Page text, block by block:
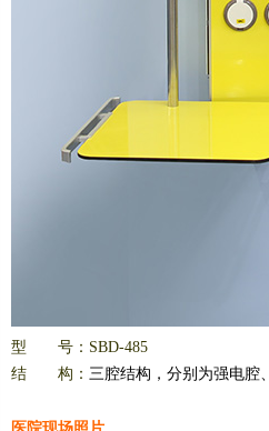
型 号：SBD-485
结 构： 三腔结构，分别为强电腔